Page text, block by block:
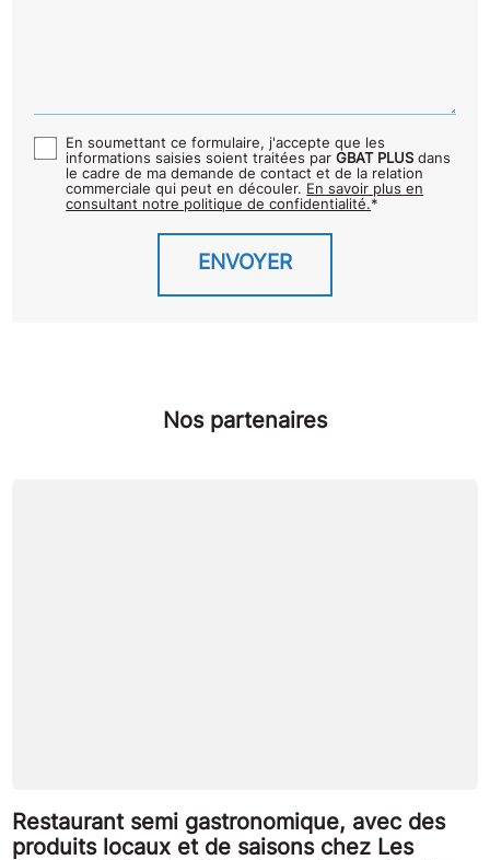
En soumettant ce formulaire, j'accepte que les
informations saisies soient traitées parGBAT PLUS dans
le cadre de ma demande de contact et de la relation
commerciale qui peut en découler. En savoir plus en
consultant notre politique de confidentialité.*
Nos partenaires
Restaurant semi gastronomique, avec des
produits locaux et de saisons chez Les